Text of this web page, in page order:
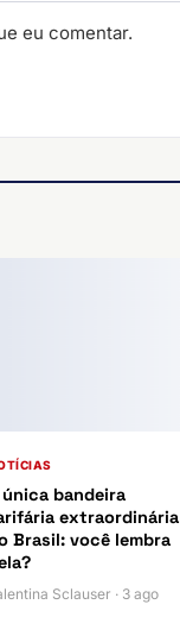
eu comentar.
única bandeira
extraordinária
Brasil: você lembra
Sclauser · 3 ago